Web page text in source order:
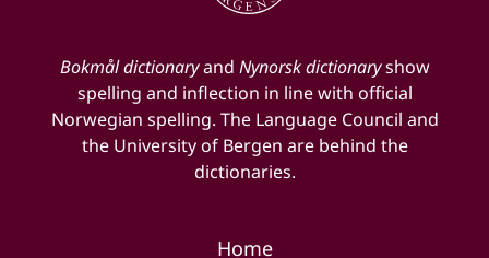
Bokmål dictionaryand Nynorsk dictionaryshow
spelling and inflection in line with official
Norwegian spelling. The Language Council and
the University of Bergen are behind the
dictionaries.
Home